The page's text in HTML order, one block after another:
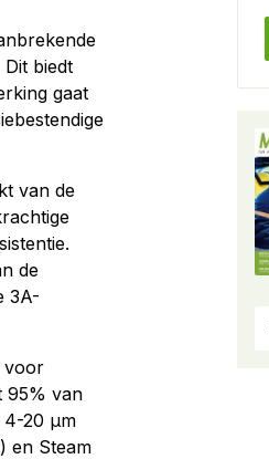
biedt
gaat
van de
de
3A-
voor
95% van
4-20 µm
en Steam